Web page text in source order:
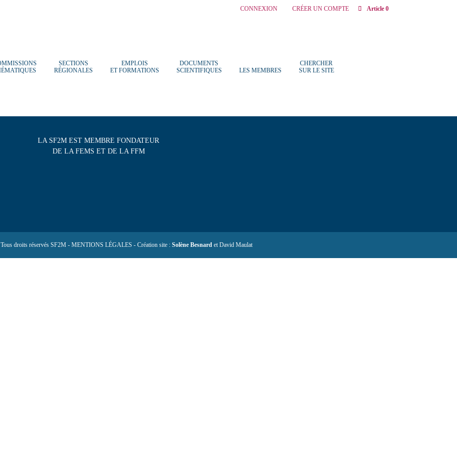
CONNEXION CRÉER UN COMPTE Article 0
SECTIONS
RÉGIONALES
EMPLOIS
ET FORMATIONS
DOCUMENTS
SCIENTIFIQUES
LES MEMBRES
CHERCHER
SUR LE SITE
LA SF2M EST MEMBRE FONDATEUR
DE LA FEMS ET DE LA FFM
droits réservés SF2M - MENTIONS LÉGALES - Création site : Solène Besnard et David Maulat